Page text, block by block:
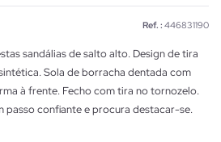
Ref. : 446831190
sandálias de salto alto. Design de tira
Sola de borracha dentada com
à frente. Fecho com tira no tornozelo.
passo confiante e procura destacar-se.